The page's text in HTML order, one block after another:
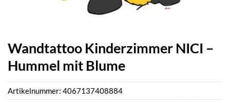
Wandtattoo Kinderzimmer NICI –
Hummel mit Blume
Artikelnummer: 4067137408884